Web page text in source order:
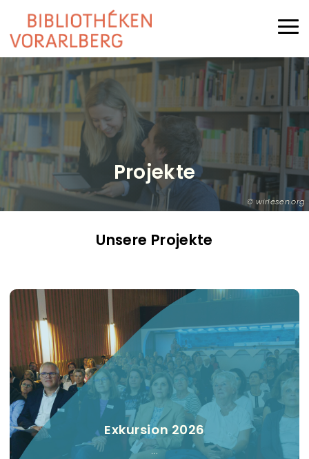
Direkt zum Inhalt
wirlesen.org
Projekte
Unsere Projekte
Exkursion 2026
...